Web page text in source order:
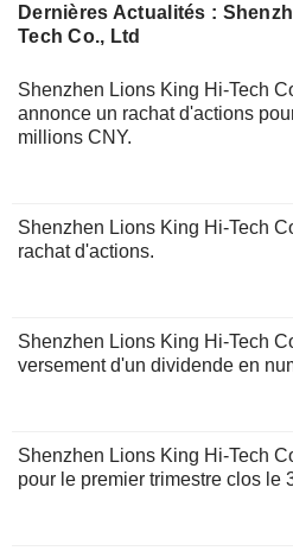
Dernières Actualités :
Tech Co., Ltd
Shenzhen Lions King Hi-Tech
annonce un rachat d'actions
millions CNY.
Shenzhen Lions King Hi-Tech
rachat d'actions.
Shenzhen Lions King Hi-Tech
versement d'un dividende en
Shenzhen Lions King Hi-Tech
pour le premier trimestre clos le